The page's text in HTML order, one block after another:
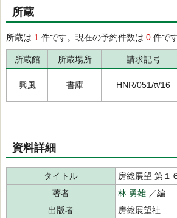
所蔵
所蔵は 1 件です。現在の予約件数は 0 件です
所蔵館 所蔵場所 請求記号
興風 書庫 HNR/051/ﾎ/16
資料詳細
タイトル
房総展望 第１
著者
林 勇雄 ／編
出版者
房総展望社